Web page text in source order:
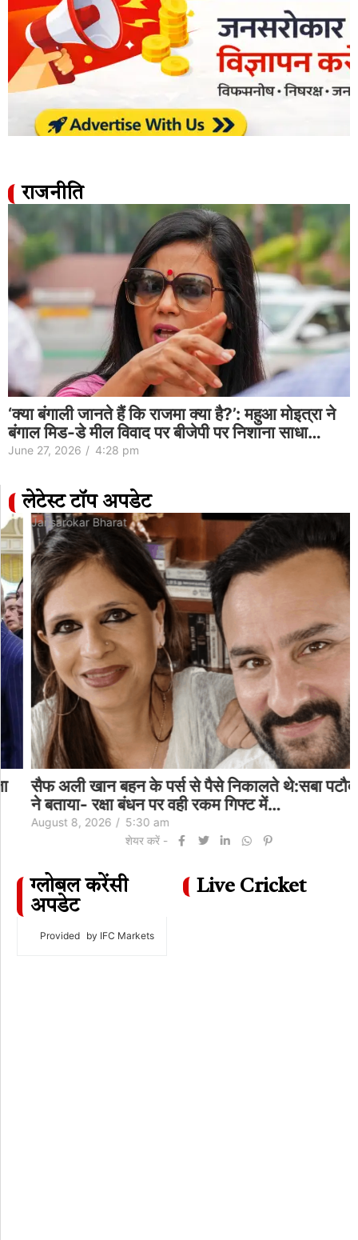
राजनीति
‘क्या बंगाली जानते हैं कि राजमा क्या है?’: महुआ मोइत्रा ने
बंगाल मिड-डे मील विवाद पर बीजेपी पर निशाना साधा…
June 27, 2026 / 4:28 pm
लेटेस्ट टॉप अपडेट
Jansarokar Bharat
सैफ अली खान बहन के पर्स से पैसे निकालते थे:सबा पटौदी
ने बताया- रक्षा बंधन पर वही रकम गिफ्ट में…
August 8, 2026 / 5:30 am
शेयर करें -
ग्लोबल करेंसी
अपडेट
Provided by IFC Markets
Live Cricket